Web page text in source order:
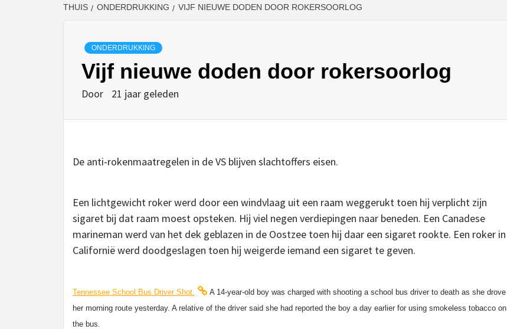
THUIS ONDERDRUKKING VIJF NIEUWE DODEN DOOR ROKERSOORLOG
ONDERDRUKKING
Vijf nieuwe doden door rokersoorlog
Door 21 jaar geleden
De anti-rokenmaatregelen in de VS blijven slachtoffers eisen.
Een lichtgewicht roker werd door een windvlaag uit een raam weggerukt toen hij verplicht zijn
sigaret bij dat raam moest opsteken. Hij viel negen verdiepingen naar beneden. Een Canadese
marineman werd van het dek geblazen in de Oostzee toen hij daar een sigaret rookte. Een roker in
Californië werd doodgeslagen toen hij weigerde iemand een sigaret te geven.
Tennessee School Bus Driver Shot.
A 14-year-old boy was charged with shooting a school bus driver to death as she drove
her morning route yesterday. A relative of the driver said she had reported the boy a day earlier for using smokeless tobacco on
the bus.